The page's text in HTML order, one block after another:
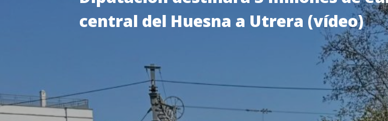
central del Huesna a Utrera (vídeo)